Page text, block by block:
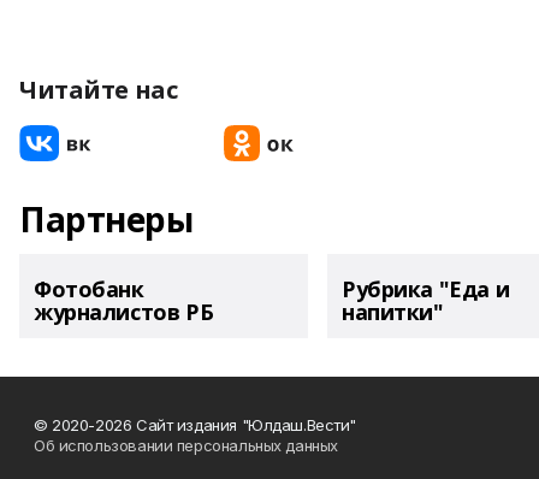
Читайте нас
Партнеры
Фотобанк
журналистов РБ
Рубрика "Еда и
напитки"
© 2020-2026 Сайт издания "Юлдаш.Вести"
Об использовании персональных данных